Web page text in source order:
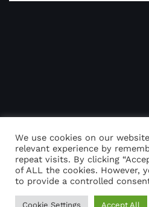
We use cookies on our
relevant experience by
repeat visits. By clicking
of ALL the cookies. However,
to provide a controlled
Cookie Settings Accept All